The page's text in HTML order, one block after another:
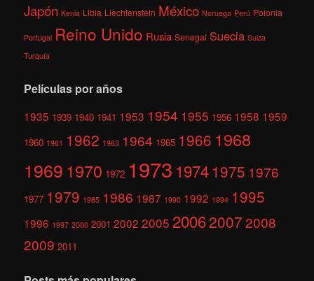
Japón Kenia Libia Liechtenstein México Noruega Perú Polonia
Portugal Reino Unido Rusia Senegal Suecia Suiza
Turquía
Películas por años
1935 1939 1940 1941 1953 1954 1955 1956 1958 1959
1960 1961 1962 1963 1964 1965 1966 1968
1969 1970 1972 1973 1974 1975 1976
1977 1979 1985 1986 1987 1990 1992 1994 1995
1996 1997 2000 2001 2002 2005 200620072008
2009 2011